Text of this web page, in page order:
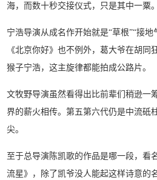
海，而数十秒交接仪式，只是其中一粟。
宁浩导演从成名作开始就是“草根”“接地
《北京你好》也不例外，葛大爷在胡同
猴子宁浩，这主旋律都能拍成公路片。
文牧野导演虽然看得出比前辈们稍逊一
界的薪火相传。第五第六代仍是中流砥
尖。
至于总导演陈凯歌的作品是哪一段，
流星》，除了凯爷没人能起这样诗意的